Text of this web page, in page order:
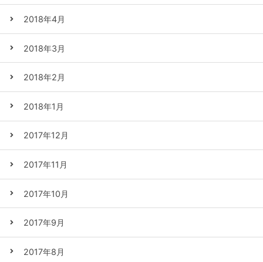
2018年4月
2018年3月
2018年2月
2018年1月
2017年12月
2017年11月
2017年10月
2017年9月
2017年8月